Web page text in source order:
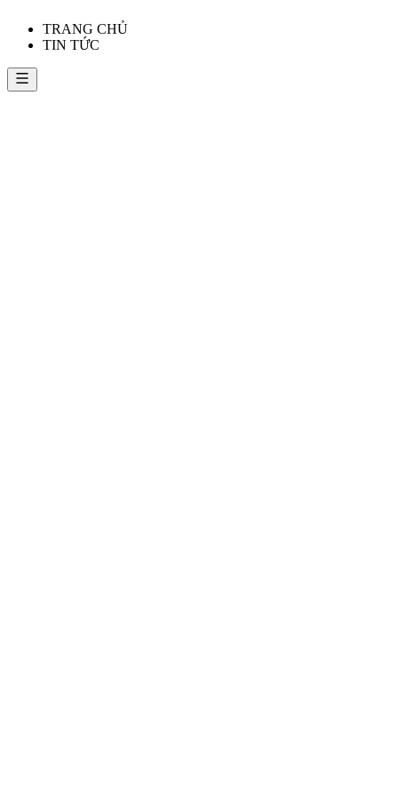
TRANG CHỦ
TIN TỨC